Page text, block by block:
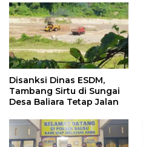
Disanksi Dinas ESDM,
Tambang Sirtu di Sungai
Desa Baliara Tetap Jalan